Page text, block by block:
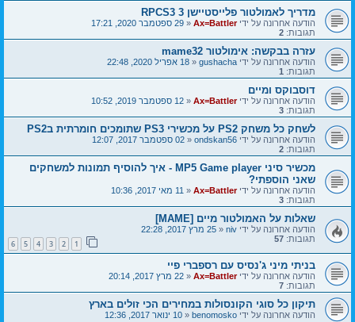
מדריך לאמולטור פלייסטיישן 3 RPCS3
הודעה אחרונה על ידי Ax=Battler
«29 ספטמבר 2020, 17:21
תגובות: 2
עזרה בבקשה: אימולטור mame32
הודעה אחרונה על ידי gushacha
«18 אפריל 2020, 22:48
תגובות: 1
דוסבוקס ומיים
הודעה אחרונה על ידי Ax=Battler
«12 ספטמבר 2019, 10:52
תגובות: 3
לשחק כל משחק PS2 על מכשירי PS3 שתומכים חומרתית בPS2
הודעה אחרונה על ידי ondskan56
«02 ספטמבר 2017, 12:07
תגובות: 2
מכשיר סיני MP5 Game player - איך להוסיף תמונות למשחקים
שאני הוספתי?
הודעה אחרונה על ידי Ax=Battler
«11 מאי 2017, 10:36
תגובות: 3
שאלות על האמולטור מיים [MAME]
הודעה אחרונה על ידי niv
«25 מרץ 2017, 22:28
תגובות: 57
2
3
4
5
6
בניתי מיני ג'נסיס עם רספברי פיי
הודעה אחרונה על ידי Ax=Battler
«22 מרץ 2017, 20:14
תגובות: 7
תיקון כל סוגי הקונסולות במחירים הכי זולים בארץ
הודעה אחרונה על ידי benomosko
«10 ינואר 2017, 12:36